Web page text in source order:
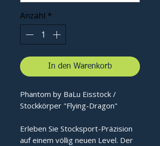
Anzahl *
In den Warenkorb
Phantom by BaLu Eisstock /
Stockkörper "Flying-Dragon"
Erleben Sie Stocksport-Präzision
auf einem völlig neuen Level. Der